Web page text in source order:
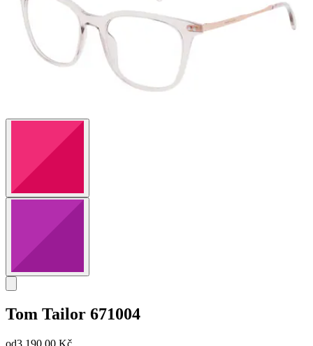
Tom Tailor 671004
od3 190,00 Kč